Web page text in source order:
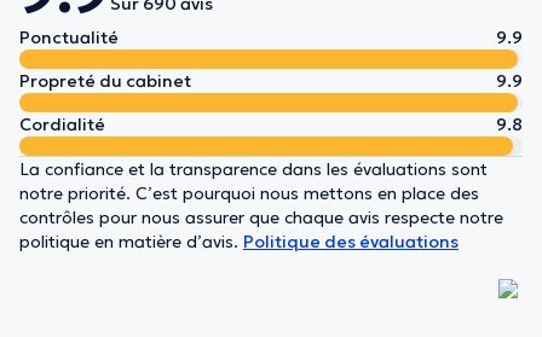
Ponctualité
9.9
Propreté du cabinet
9.9
Cordialité
9.8
La confiance et la transparence dans les évaluations sont
notre priorité. C’est pourquoi nous mettons en place des
contrôles pour nous assurer que chaque avis respecte notre
politique en matière d’avis. Politique des évaluations